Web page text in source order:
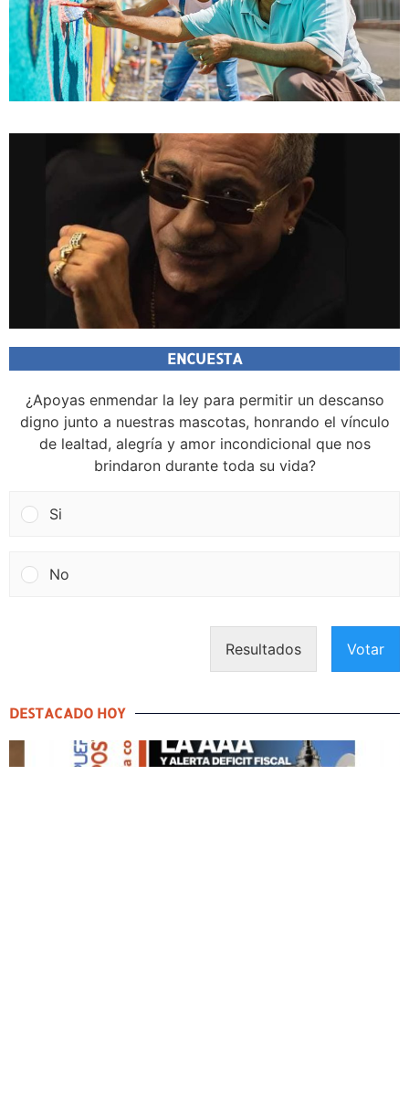
ENCUESTA
¿Apoyas enmendar la ley para permitir un descanso
digno junto a nuestras mascotas, honrando el vínculo
de lealtad, alegría y amor incondicional que nos
brindaron durante toda su vida?
Si
No
Resultados Votar
DESTACADO HOY